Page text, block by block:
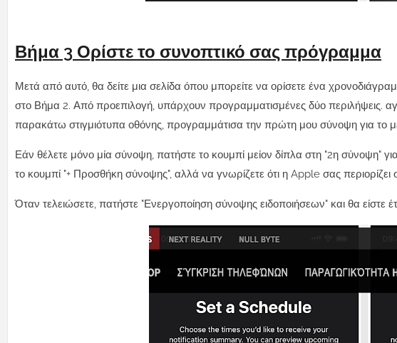
Βήμα 3 Ορίστε το συνοπτικό σας πρόγραμμα
Μετά από αυτό, θα δείτε μια σελίδα όπου μπορείτε να ορίσετε ένα
στο Βήμα 2. Από προεπιλογή, υπάρχουν προγραμματισμένες δύο περιλήψεις.
παρακάτω στιγμιότυπα οθόνης, προγραμμάτισα την πρώτη μου σύνοψη για το
Εάν θέλετε μόνο μία σύνοψη, πατήστε το κουμπί μείον δίπλα στη "2η σύνοψη"
το κουμπί "+ Προσθήκη σύνοψης", αλλά να γνωρίζετε ότι η Apple σας περιορίζει
Όταν τελειώσετε, πατήστε "Ενεργοποίηση σύνοψης ειδοποιήσεων" και θα είστε